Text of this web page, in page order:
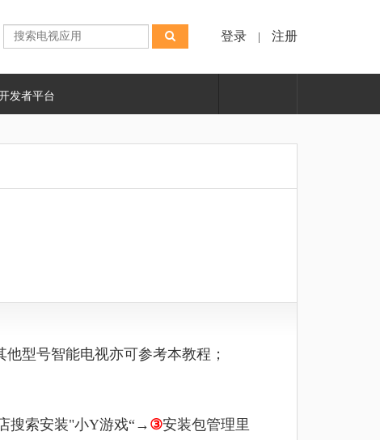
登录 注册
发者平台
型号智能电视亦可参考本教程；
搜索安装"小Y游戏“→ ③安装包管理里